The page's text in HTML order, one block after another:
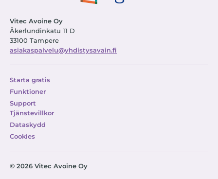
Vitec Avoine Oy
Åkerlundinkatu 11 D
33100 Tampere
asiakaspalvelu@yhdistysavain.fi
Starta gratis
Funktioner
Support
Tjänstevillkor
Dataskydd
Cookies
© 2026 Vitec Avoine Oy